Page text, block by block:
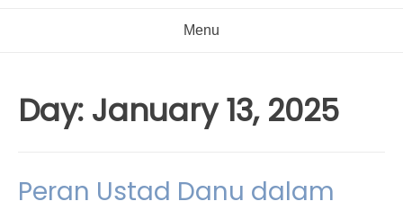
Menu
Day: January 13, 2025
Peran Ustad Danu dalam